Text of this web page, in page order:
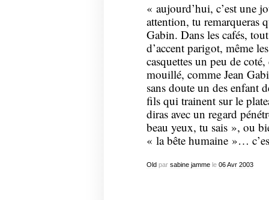
« aujourd’hui, c’est une
attention, tu remarqueras
Gabin. Dans les cafés,
d’accent parigot, même
casquettes un peu de
mouillé, comme Jean
sans doute un des enfant
fils qui trainent sur le
diras avec un regard
beau yeux, tu sais », ou
« la bête humaine »…
Oldpar sabine jammele 06 Avr 2003